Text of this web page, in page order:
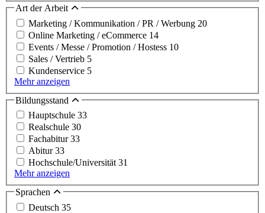
Art der Arbeit
Marketing / Kommunikation / PR / Werbung 20
Online Marketing / eCommerce 14
Events / Messe / Promotion / Hostess 10
Sales / Vertrieb 5
Kundenservice 5
Mehr anzeigen
Bildungsstand
Hauptschule 33
Realschule 30
Fachabitur33
Abitur33
Hochschule/Universität 31
Mehr anzeigen
Sprachen
Deutsch 35